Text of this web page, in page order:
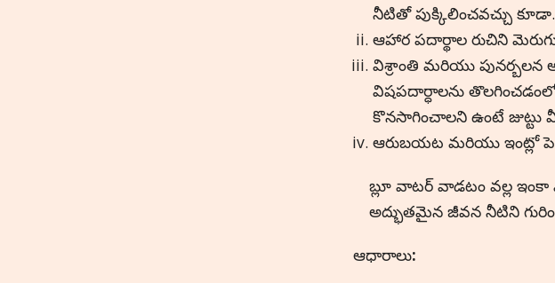
నీటితో పుక్కిలించవచ్చు కూడా.
ఆహార పదార్థాల రుచిని
విశ్రాంతి మరియు
విషపదార్ధాలను తొలగించడంలో
కొనసాగించాలని ఉంటే జుట్టు
ఆరుబయట మరియు ఇంట్లో
బ్లూ వాటర్ వాడటం వల్ల
అద్భుతమైన జీవన నీటిని
ఆధారాలు: